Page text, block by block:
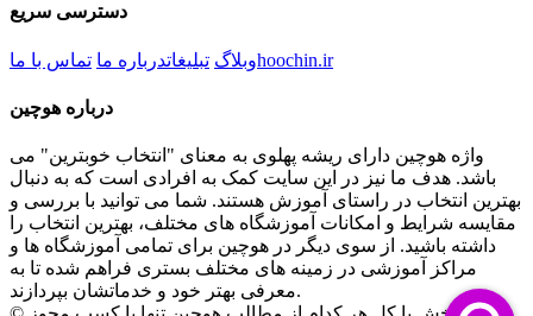
دسترسی سریع
وبلاگ تبلیغاتدرباره ما تماس با ما hoochin.ir
درباره هوچین
واژه هوچین دارای ریشه پهلوی به معنای "انتخاب خوبترین" می
باشد. هدف ما نیز در این سایت کمک به افرادی است که به دنبال
بهترین انتخاب در راستای آموزش هستند. شما می توانید با بررسی و
مقایسه شرایط و امکانات آموزشگاه های مختلف، بهترین انتخاب را
داشته باشید. از سوی دیگر در هوچین برای تمامی آموزشگاه ها و
مراکز آموزشی در زمینه های مختلف بستری فراهم شده تا به
معرفی بهتر خود و خدماتشان بپردازند.